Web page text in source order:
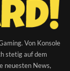
Von Konsole
stetig auf dem
neuesten News,